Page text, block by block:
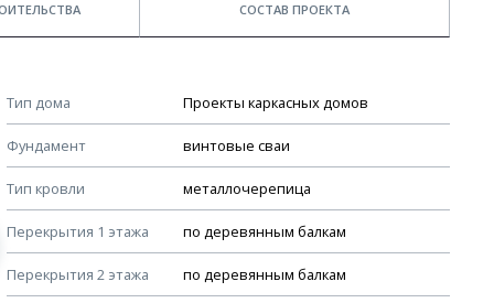
СОСТАВ ПРОЕКТА
Тип дома Проекты каркасных домов
Фундамент винтовые сваи
Тип кровли металлочерепица
Перекрытия 1 этажа по деревянным балкам
Перекрытия 2 этажа по деревянным балкам
Примечания
Стоимость строительства дома — ориентировочная!
Для более детального расчета стоимости
строительства необходима разработка сметы, согласно
стоимости материалов в вашем регионе
Мы не учитываем стоимость доставки материалов.
Смотрите советы по выбору материала в нашем
КОНСТРУКТИВНЫЕ РЕШЕНИЯ (КР)
План фундамента
Устройство фундамента, спецификация материалов
фундамента
Планы перекрытий этажей, спецификация элементов
Устройство перекрытий